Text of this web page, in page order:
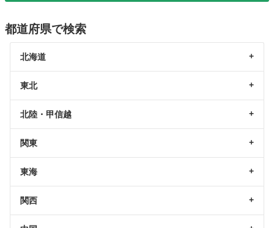
都道府県で検索
北海道
東北
北陸・甲信越
関東
東海
関西